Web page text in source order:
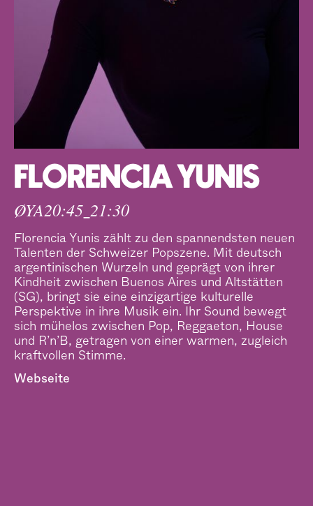
FLORENCIA YUNIS
ØYA20:45–21:30
Florencia Yunis zählt zu den spannendsten neuen
Talenten der Schweizer Popszene. Mit deutsch
argentinischen Wurzeln und geprägt von ihrer
Kindheit zwischen Buenos Aires und Altstätten
(SG), bringt sie eine einzigartige kulturelle
Perspektive in ihre Musik ein. Ihr Sound bewegt
sich mühelos zwischen Pop, Reggaeton, House
und R’n’B, getragen von einer warmen, zugleich
kraftvollen Stimme.
Webseite